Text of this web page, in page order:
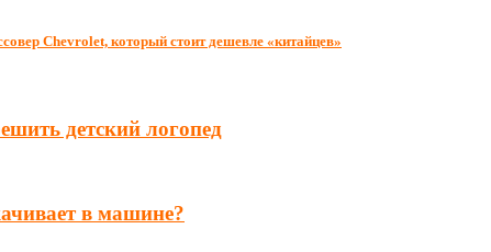
Chevrolet, который стоит дешевле «китайцев»
детский логопед
в машине?